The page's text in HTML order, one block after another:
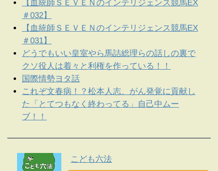
【血統師ＳＥＶＥＮのインテリジェンス競馬EX
＃032】
【血統師ＳＥＶＥＮのインテリジェンス競馬EX
＃031】
どうでもいい皇室やら馬詰総理らの話しの裏で
クソ役人は着々と利権を作っている！！
国際情勢ヨタ話
これぞ文春病！？松本人志、がん発覚に貢献し
た「とてつもなく終わってる」自己中ムー
ブ！！
こども六法